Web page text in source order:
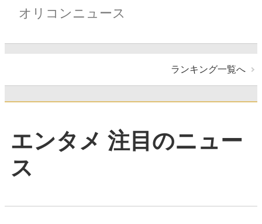
オリコンニュース
ランキング一覧へ
エンタメ 注目のニュー
ス